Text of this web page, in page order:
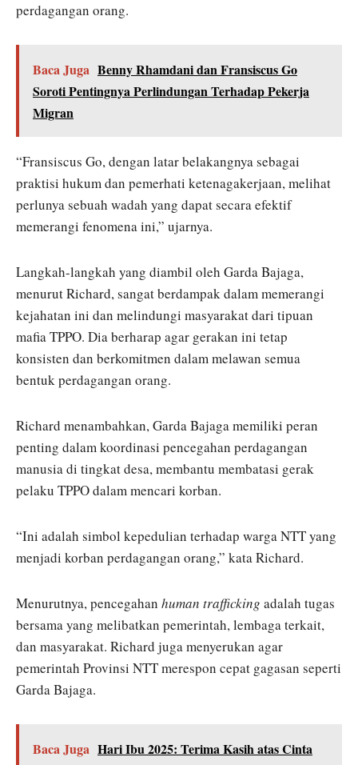
perdagangan orang.
Baca Juga Benny Rhamdani dan Fransiscus Go
Soroti Pentingnya Perlindungan Terhadap Pekerja
Migran
“Fransiscus Go, dengan latar belakangnya sebagai
praktisi hukum dan pemerhati ketenagakerjaan, melihat
perlunya sebuah wadah yang dapat secara efektif
memerangi fenomena ini,” ujarnya.
Langkah-langkah yang diambil oleh Garda Bajaga,
menurut Richard, sangat berdampak dalam memerangi
kejahatan ini dan melindungi masyarakat dari tipuan
mafia TPPO. Dia berharap agar gerakan ini tetap
konsisten dan berkomitmen dalam melawan semua
bentuk perdagangan orang.
Richard menambahkan, Garda Bajaga memiliki peran
penting dalam koordinasi pencegahan perdagangan
manusia di tingkat desa, membantu membatasi gerak
pelaku TPPO dalam mencari korban.
“Ini adalah simbol kepedulian terhadap warga NTT yang
menjadi korban perdagangan orang,” kata Richard.
Menurutnya, pencegahan human trafficking adalah tugas
bersama yang melibatkan pemerintah, lembaga terkait,
dan masyarakat. Richard juga menyerukan agar
pemerintah Provinsi NTT merespon cepat gagasan seperti
Garda Bajaga.
Baca Juga Hari Ibu 2025: Terima Kasih atas Cinta